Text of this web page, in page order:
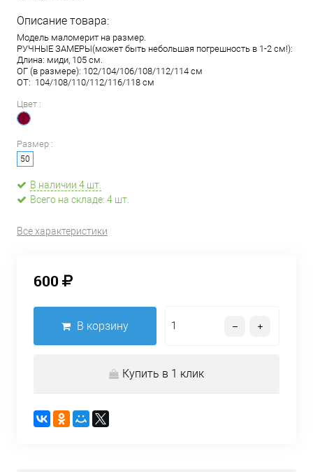
Описание товара:
Модель маломерит на размер.
РУЧНЫЕ ЗАМЕРЫ(может быть небольшая погрешность в 1-2 см!):
Длина: миди, 105 см.
ОГ (в размере): 102/104/106/108/112/114 см
ОТ: 104/108/110/112/116/118 см
Цвет :
Размер :
50
В наличии 4 шт.
Всего на складе: 4 шт.
Все характеристики
600
В корзину
Купить в 1 клик